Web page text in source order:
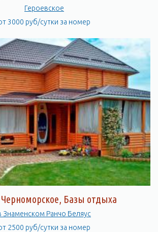
Героевское
3000 руб/сутки за номер
Базы отдыха
Знаменском Ранчо Беляус
2500 руб/сутки за номер